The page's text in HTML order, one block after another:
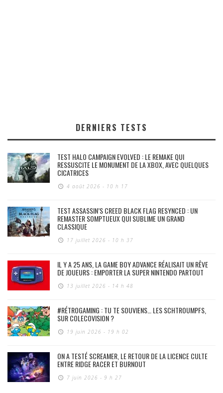
DERNIERS TESTS
TEST HALO CAMPAIGN EVOLVED : LE REMAKE QUI
RESSUSCITE LE MONUMENT DE LA XBOX, AVEC QUELQUES
CICATRICES
4 août 2026 - 10 h 17
TEST ASSASSIN’S CREED BLACK FLAG RESYNCED : UN
REMASTER SOMPTUEUX QUI SUBLIME UN GRAND
CLASSIQUE
17 juillet 2026 - 10 h 37
IL Y A 25 ANS, LA GAME BOY ADVANCE RÉALISAIT UN RÊVE
DE JOUEURS : EMPORTER LA SUPER NINTENDO PARTOUT
13 juillet 2026 - 14 h 48
#RÉTROGAMING : TU TE SOUVIENS… LES SCHTROUMPFS,
SUR COLECOVISION ?
19 juin 2026 - 19 h 02
ON A TESTÉ SCREAMER, LE RETOUR DE LA LICENCE CULTE
ENTRE RIDGE RACER ET BURNOUT
7 juin 2026 - 9 h 27